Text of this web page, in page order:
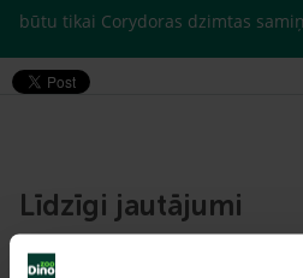
būtu tikai Corydoras dzimtas
Līdzīgi jautājumi
Mūsu eksperti spēs atbildēt